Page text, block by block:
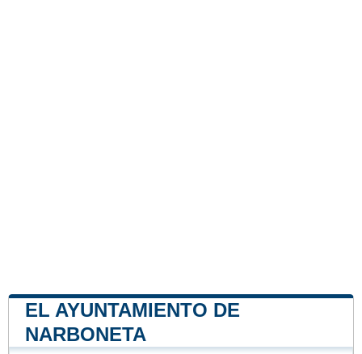
EL AYUNTAMIENTO DE
NARBONETA